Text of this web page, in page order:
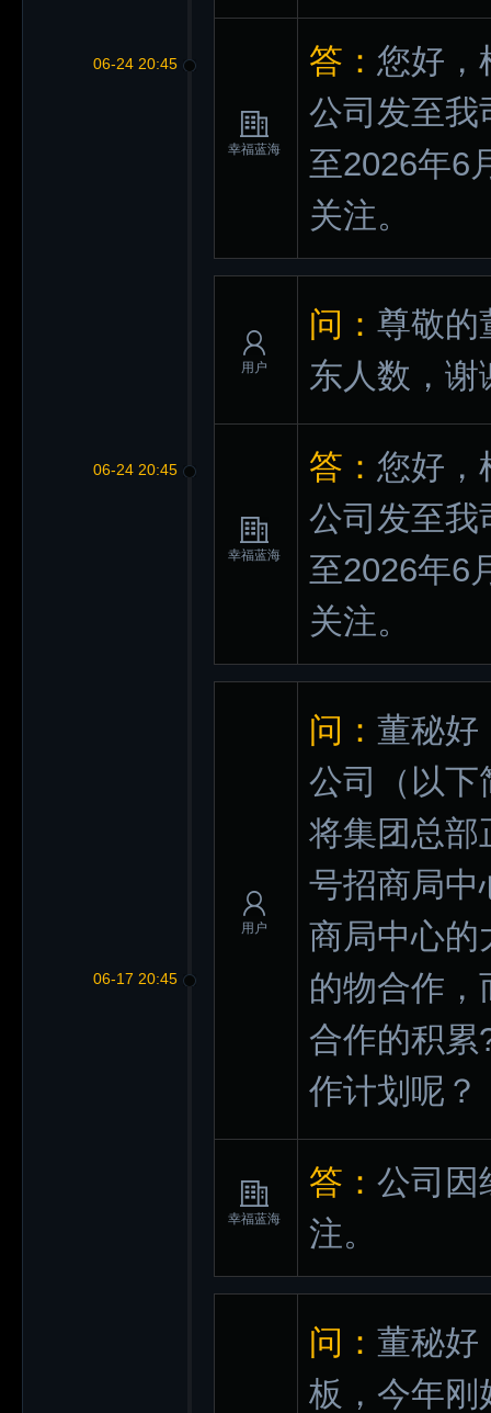
06-24 20:45
幸福蓝海
答： 您好，
公司发至我
至2026年6
关注。
06-24 20:45
用户
问： 尊敬的
东人数，谢
幸福蓝海
答： 您好，
公司发至我
至2026年6
关注。
06-17 20:45
用户
问： 董秘好
公司（以下
将集团总部
号招商局中
商局中心的
的物合作
合作的积累
作计划呢？
幸福蓝海
答： 公司因
注。
问： 董秘好
板，今年刚